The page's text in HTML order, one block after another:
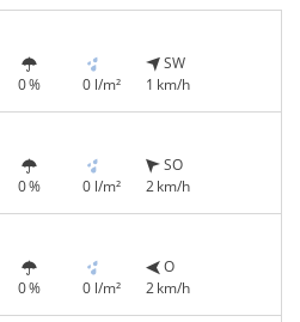
0 % 0 l/m²
SW
1 km/h
0 % 0 l/m²
SO
2 km/h
0 % 0 l/m²
O
2 km/h